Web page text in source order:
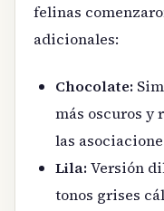
felinas
adicionales:
Chocolate:
más oscuros y
las
Lila:Versión
tonos grises